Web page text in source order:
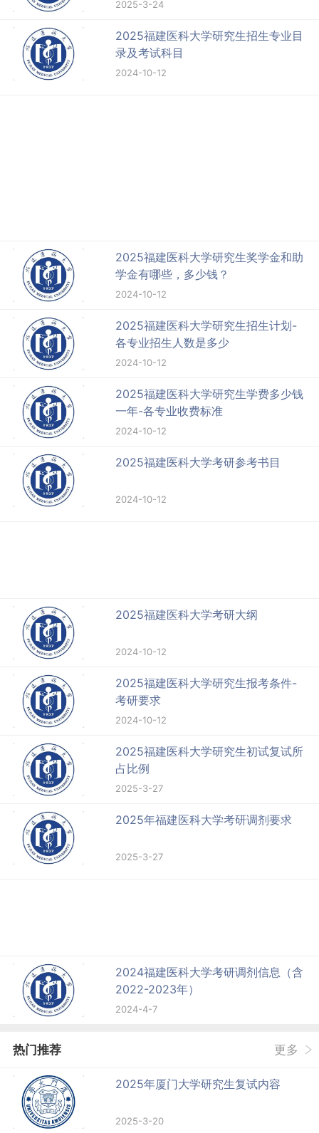
2025-3-24
2025福建医科大学研究生招生专业目
录及考试科目
2024-10-12
2025福建医科大学研究生奖学金和助
学金有哪些，多少钱？
2024-10-12
2025福建医科大学研究生招生计划-
各专业招生人数是多少
2024-10-12
2025福建医科大学研究生学费多少钱
一年-各专业收费标准
2024-10-12
2025福建医科大学考研参考书目
2024-10-12
2025福建医科大学考研大纲
2024-10-12
2025福建医科大学研究生报考条件-
考研要求
2024-10-12
2025福建医科大学研究生初试复试所
占比例
2025-3-27
2025年福建医科大学考研调剂要求
2025-3-27
2024福建医科大学考研调剂信息（含
2022-2023年）
2024-4-7
热门推荐 更多
2025年厦门大学研究生复试内容
2025-3-20